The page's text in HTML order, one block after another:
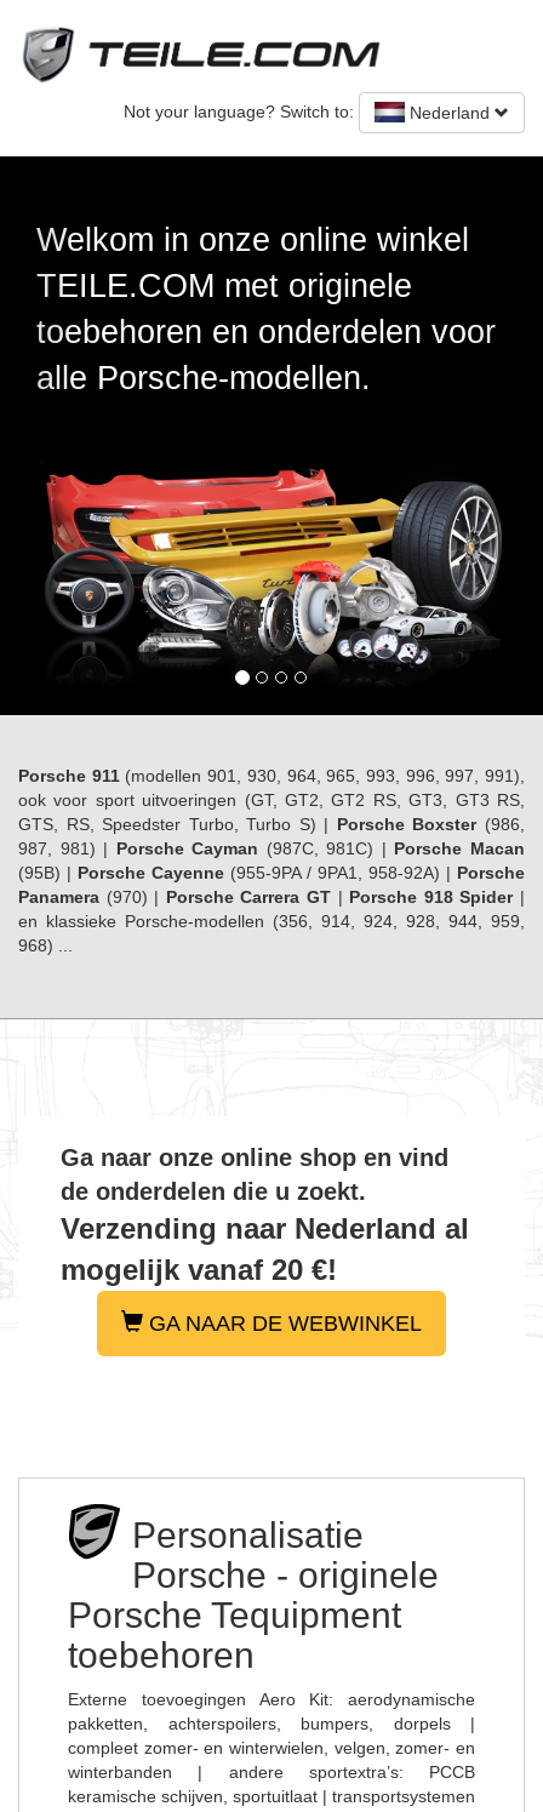
Not your language? Switch to: Nederland
winkel
voor
Originele Porsche-
nieuwe en gebruikte
Porsche 911(modellen 901, 930, 964, 965, 993, 996, 997, 991),
ook voor sport uitvoeringen (GT, GT2, GT2 RS, GT3, GT3 RS,
GTS, RS, Speedster Turbo, Turbo S) | Porsche Boxster(986,
987, 981) | Porsche Cayman (987C, 981C) | Porsche Macan
(95B) | Porsche Cayenne (955-9PA / 9PA1, 958-92A) | Porsche
Panamera (970) | Porsche Carrera GT | Porsche 918 Spider|
en klassieke Porsche-modellen (356, 914, 924, 928, 944, 959,
968) ...
Ga naar onze online shop en vind
de onderdelen die u zoekt.
Verzending naar Nederland al
mogelijk vanaf 20 €!
GA NAAR DE WEBWINKEL
Personalisatie
Porsche - originele
Porsche Tequipment
toebehoren
Externe toevoegingen Aero Kit: aerodynamische
pakketten, achterspoilers, bumpers, dorpels |
compleet zomer- en winterwielen, velgen, zomer- en
winterbanden | andere sportextra’s: PCCB
keramische schijven, sportuitlaat | transportsystemen